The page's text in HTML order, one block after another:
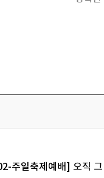
주일축제예배] 오직